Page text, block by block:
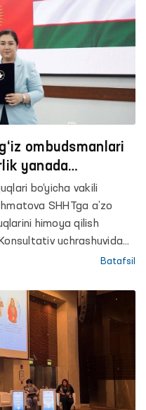
ombudsmanlari
yanada
bo‘yicha vakili
SHHTga a’zo
himoya qilish
uchrashuvida
xizmat safari bilanBatafsil